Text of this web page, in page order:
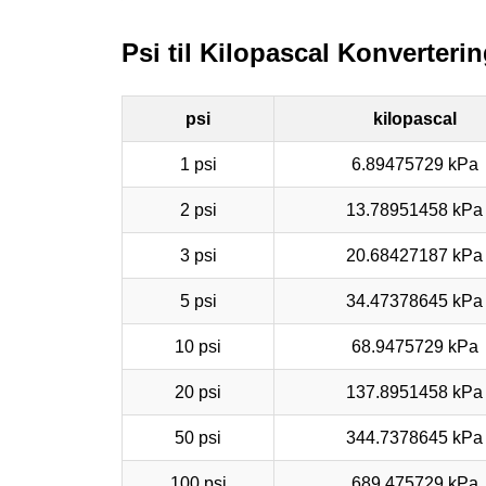
Psi til Kilopascal
psi kilopascal
1 psi 6.89475729 kPa
2 psi 13.78951458 kPa
3 psi 20.68427187 kPa
5 psi 34.47378645 kPa
10 psi 68.9475729 kPa
20 psi 137.8951458 kPa
50 psi 344.7378645 kPa